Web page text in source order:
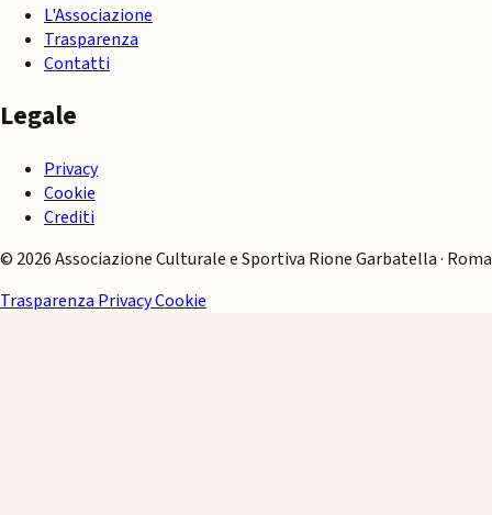
L'Associazione
Trasparenza
Contatti
Legale
Privacy
Cookie
Crediti
© 2026 Associazione Culturale e Sportiva Rione Garbatella · Roma
Trasparenza PrivacyCookie